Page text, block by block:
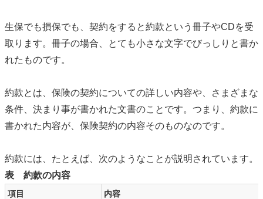
生保でも損保でも、契約をすると約款という冊子やCDを受
取ります。冊子の場合、とても小さな文字でびっしりと書か
れたものです。
約款とは、保険の契約についての詳しい内容や、さまざまな
条件、決まり事が書かれた文書のことです。つまり、約款に
書かれた内容が、保険契約の内容そのものなのです。
約款には、たとえば、次のようなことが説明されています。
表 約款の内容
項目 内容